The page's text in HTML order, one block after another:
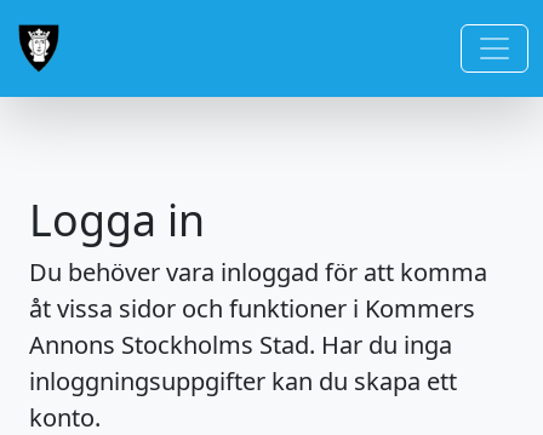
Logga in
Du behöver vara inloggad för att komma
åt vissa sidor och funktioner i Kommers
Annons Stockholms Stad. Har du inga
inloggningsuppgifter kan du skapa ett
konto.